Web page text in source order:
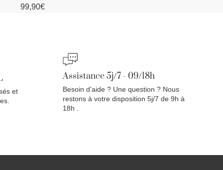
99,90€
et
Assistance 5j/7 - 09/18h
Besoin d’aide ? Une question ? Nous
restons à votre disposition 5j/7 de 9h à
18h .